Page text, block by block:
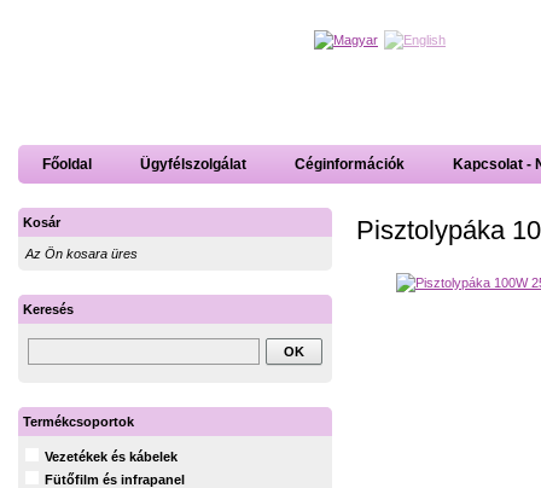
Főoldal Ügyfélszolgálat Céginformációk Kapcsolat -
Pisztolypáka
Kosár
Az Ön kosara üres
Keresés
Termékcsoportok
Vezetékek és kábelek
Fütőfilm és infrapanel